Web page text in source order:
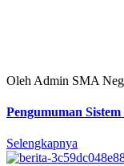
Oleh Admin SMA
Pengumuman
Selengkapnya